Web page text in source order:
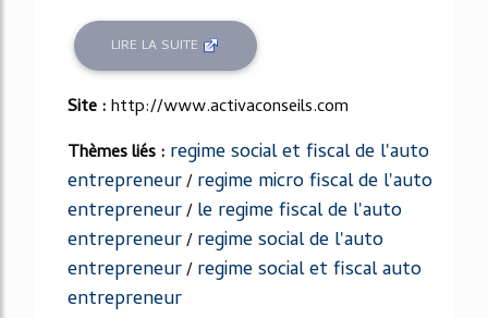
LIRE LA SUITE
Site :http://www.activaconseils.com
Thèmes liés : regime social et fiscal de l'auto
entrepreneur/regime micro fiscal de l'auto
entrepreneur/le regime fiscal de l'auto
entrepreneur/regime social de l'auto
entrepreneur/regime social et fiscal auto
entrepreneur